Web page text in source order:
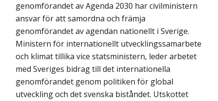
genomförandet av Agenda 2030 har civilministern
ansvar för att samordna och främja
genomförandet av agendan nationellt i Sverige.
Ministern för internationellt utvecklingssamarbete
och klimat tillika vice statsministern, leder arbetet
med Sveriges bidrag till det internationella
genomförandet genom politiken för global
utveckling och det svenska biståndet. Utskottet